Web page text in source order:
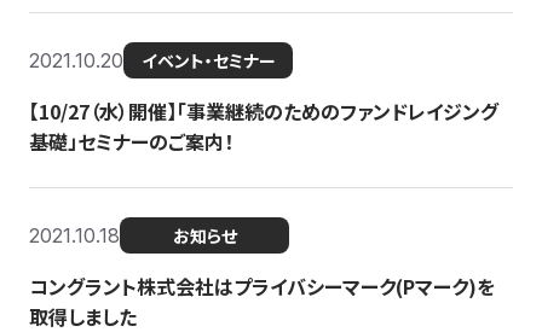
2021.10.20 イベント・セミナー
【10/27（水）開催】「事業継続のためのファンドレイジング
基礎」セミナーのご案内！
2021.10.18 お知らせ
コングラント株式会社はプライバシーマーク(Pマーク)を
取得しました